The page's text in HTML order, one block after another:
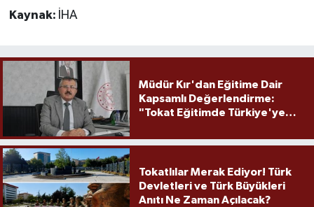
Kaynak: İHA
Müdür Kır'dan Eğitime Dair
Kapsamlı Değerlendirme:
"Tokat Eğitimde Türkiye'ye
Tokatlılar Merak Ediyor! Türk
Devletleri ve Türk Büyükleri
Anıtı Ne Zaman Açılacak?